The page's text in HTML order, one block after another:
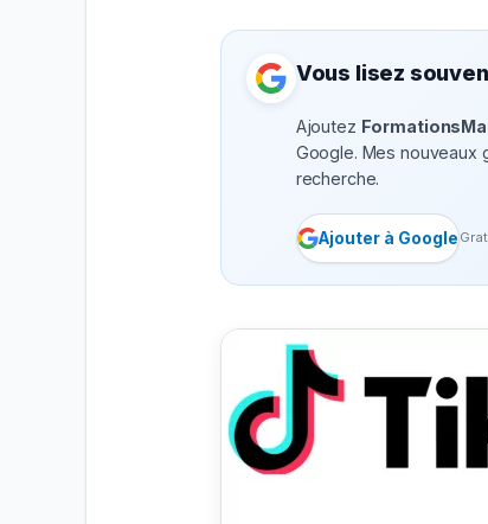
Vous lisez
Ajoutez
Google. Mes nouveaux
recherche.
Ajouter à Google